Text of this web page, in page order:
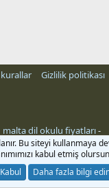
Gizlilik politikası
malta dil okulu fiyatları-
Bu siteyi kullanmaya
kabul etmiş
Kabul
Daha fazla bilgi